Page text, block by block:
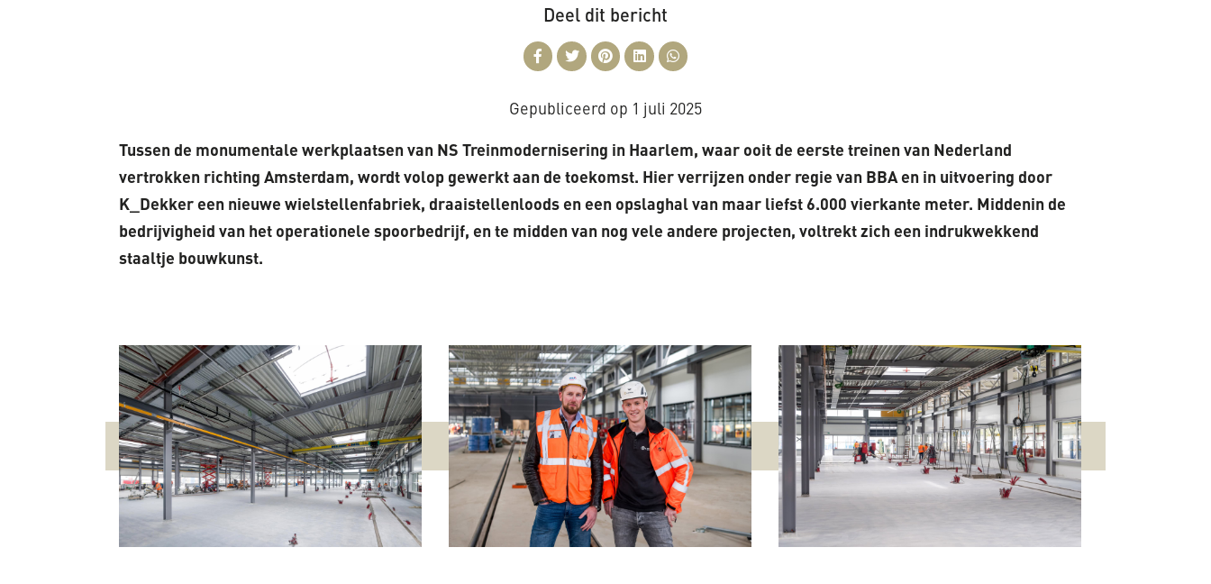
Deel dit bericht
Gepubliceerd op 1 juli 2025
Tussen de monumentale werkplaatsen van NS Treinmodernisering in Haarlem, waar ooit de eerste treinen van Nederland
vertrokken richting Amsterdam, wordt volop gewerkt aan de toekomst. Hier verrijzen onder regie van BBA en in uitvoering door
K_Dekker een nieuwe wielstellenfabriek, draaistellenloods en een opslaghal van maar liefst 6.000 vierkante meter. Middenin de
bedrijvigheid van het operationele spoorbedrijf, en te midden van nog vele andere projecten, voltrekt zich een indrukwekkend
staaltje bouwkunst.